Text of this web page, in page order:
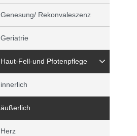
Genesung/ Rekonvaleszenz
Geriatrie
Haut-Fell-und Pfotenpflege
innerlich
äußerlich
Herz